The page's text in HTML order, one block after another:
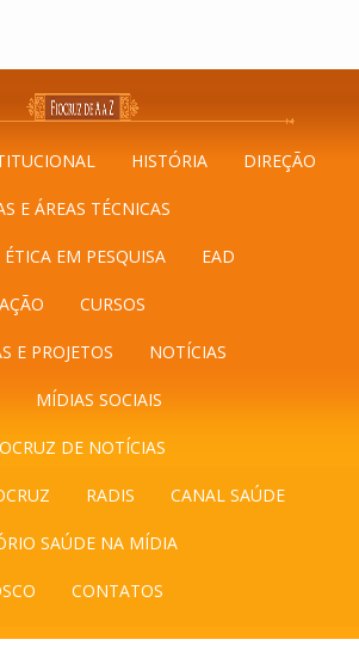
HISTÓRIA DIREÇÃO
E ÁREAS TÉCNICAS
EM PESQUISA EAD
CURSOS
E PROJETOS NOTÍCIAS
MÍDIAS SOCIAIS
DE NOTÍCIAS
RADIS CANAL SAÚDE
SAÚDE NA MÍDIA
CONTATOS